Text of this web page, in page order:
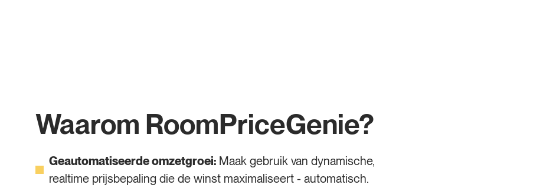
Waarom RoomPriceGenie?
Geautomatiseerde omzetgroei:Maak gebruik van dynamische,
realtime prijsbepaling die de winst maximaliseert - automatisch.